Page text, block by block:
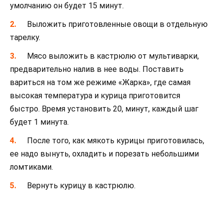
умолчанию он будет 15 минут.
Выложить приготовленные овощи в отдельную
тарелку.
Мясо выложить в кастрюлю от мультиварки,
предварительно налив в нее воды. Поставить
вариться на том же режиме «Жарка», где самая
высокая температура и курица приготовится
быстро. Время установить 20, минут, каждый шаг
будет 1 минута.
После того, как мякоть курицы приготовилась,
ее надо вынуть, охладить и порезать небольшими
ломтиками.
Вернуть курицу в кастрюлю.